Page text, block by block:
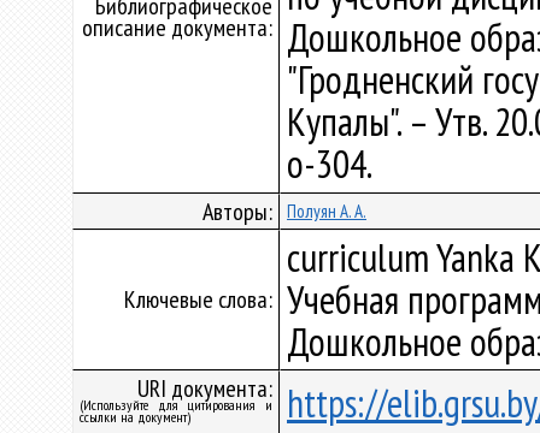
описание документа: Дошкольное
"Гродненский
Купалы". – Утв.
о-304.
Авторы: Полуян А. А.
Ключевые слова:
curriculum Yanka
Учебная
Дошкольное
URI документа:
(Используйте для цитирования и
ссылки на документ) https://